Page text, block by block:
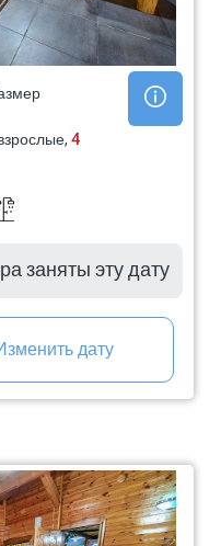
4
заняты эту дату
дату